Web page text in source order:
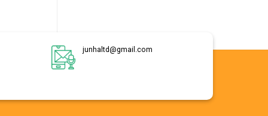
junhaltd@gmail.com